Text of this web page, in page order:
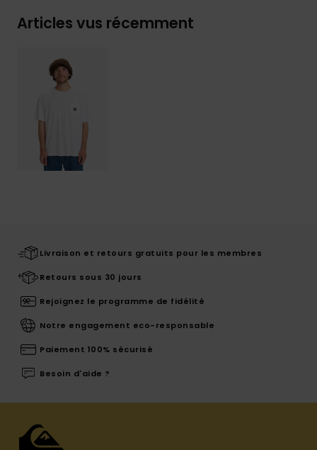
Articles vus récemment
Livraison et retours gratuits pour les membres
Retours sous 30 jours
Rejoignez le programme de fidélité
Notre engagement eco-responsable
Paiement 100% sécurisé
Besoin d'aide ?